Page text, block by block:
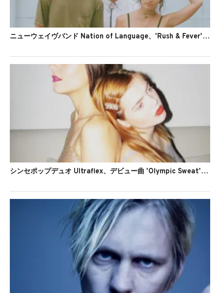
ニューウェイヴバンド Nation of Language、'Rush & Fever'を公開
シンセポップデュオ Ultraflex、デビュー曲 'Olympic Sweat'のMVを公開